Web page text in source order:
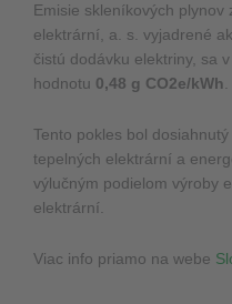
Emisie skleníkových plynov
elektrární, a. s. vyjadrené
čistú dodávku elektriny, sa
hodnotu 0,48 g CO2e/kWh
Tento pokles bol
tepelných elektrární a
výlučným podielom výroby
elektrární.
Viac info priamo na webe